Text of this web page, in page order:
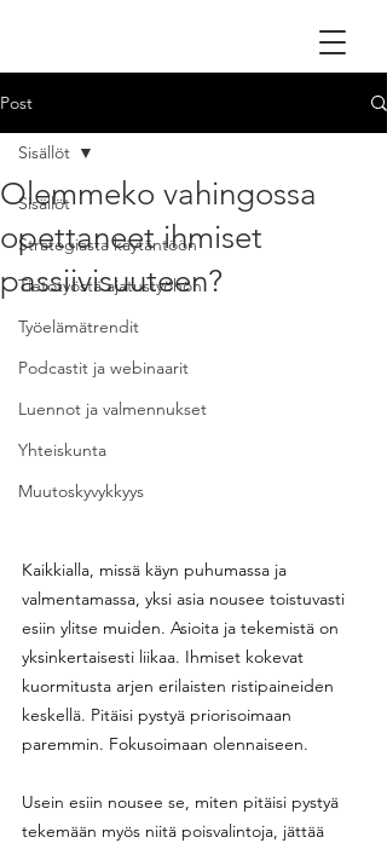
Post
Sisällöt
Strategiasta käytäntöön
Tietotyöstä ajatustyöhön
Työelämätrendit
Podcastit ja webinaarit
Luennot ja valmennukset
Yhteiskunta
Muutoskyvykkyys
Sisällöt
Olemmeko vahingossa
opettaneet ihmiset
passiivisuuteen?
Kaikkialla, missä käyn puhumassa ja
valmentamassa, yksi asia nousee toistuvasti
esiin ylitse muiden. Asioita ja tekemistä on
yksinkertaisesti liikaa. Ihmiset kokevat
kuormitusta arjen erilaisten ristipaineiden
keskellä. Pitäisi pystyä priorisoimaan
paremmin. Fokusoimaan olennaiseen.
Usein esiin nousee se, miten pitäisi pystyä
tekemään myös niitä poisvalintoja, jättää